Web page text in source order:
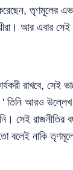
তৃণমূলের
আর এবার
রাখবে, সেই
তিনি আরও
সেই
বলেই নাকি